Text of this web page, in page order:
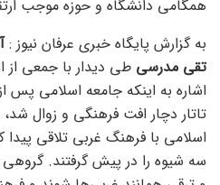
همگامی دانشگاه و حوزه موجب
به گزارش پایگاه خبری عرفان نیوز :
تقی مدرسی طی دیدار با جمعی از
اشاره به اینکه جامعه اسلامی
تاتار دچار افت فرهنگی و زوال
اسلامی با فرهنگ غربی تلاقی
سه شیوه را در پیش گرفتند.